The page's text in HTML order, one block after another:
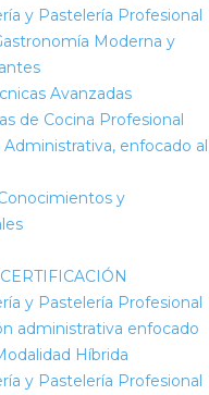
y Pastelería Profesional
Moderna y
Avanzadas
de Cocina Profesional
enfocado al
y
y Pastelería Profesional
administrativa enfocado
Híbrida
y Pastelería Profesional